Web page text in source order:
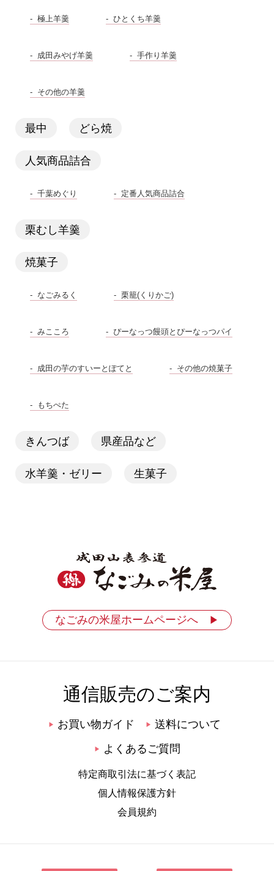
極上羊羹 ひとくち羊羹
成田みやげ羊羹 手作り羊羹
その他の羊羹
最中 どら焼
人気商品詰合
千葉めぐり 定番人気商品詰合
栗むし羊羹
焼菓子
なごみるく 栗籠(くりかご)
みこころ ぴーなっつ饅頭とぴーなっつパイ
成田の芋のすいーとぽてと その他の焼菓子
もちぺた
きんつば 県産品など
水羊羹・ゼリー 生菓子
なごみの米屋ホームページへ ▶
通信販売のご案内
▶ お買い物ガイド ▶ 送料について
▶ よくあるご質問
特定商取引法に基づく表記
個人情報保護方針
会員規約